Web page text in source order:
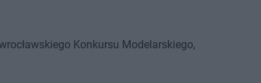
Konkursu Modelarskiego,